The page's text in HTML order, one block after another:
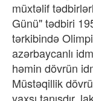
müxtəlif
Günü" tədbiri
tərkibində
azərbaycanlı
həmin dövrün
Müstəqillik